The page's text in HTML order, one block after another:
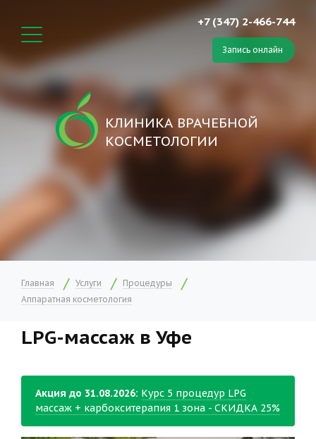
+7 (347) 2-466-744
Запись онлайн
КЛИНИКА ВРАЧЕБНОЙ
КОСМЕТОЛОГИИ
Главная Услуги
Процедуры
Аппаратная косметология
LPG-массаж в Уфе
Акция до 31.08.2026: Курс 5 процедур LPG
массаж + карбокситерапия 1 зона - СКИДКА 25%